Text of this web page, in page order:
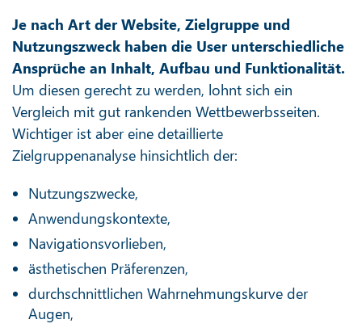
Je nach Art der Website, Zielgruppe und
Nutzungszweck haben die User unterschiedliche
Ansprüche an Inhalt, Aufbau und Funktionalität.
Um diesen gerecht zu werden, lohnt sich ein
Vergleich mit gut rankenden Wettbewerbsseiten.
Wichtiger ist aber eine detaillierte
Zielgruppenanalyse hinsichtlich der:
Nutzungszwecke,
Anwendungskontexte,
Navigationsvorlieben,
ästhetischen Präferenzen,
durchschnittlichen Wahrnehmungskurve der
Augen,